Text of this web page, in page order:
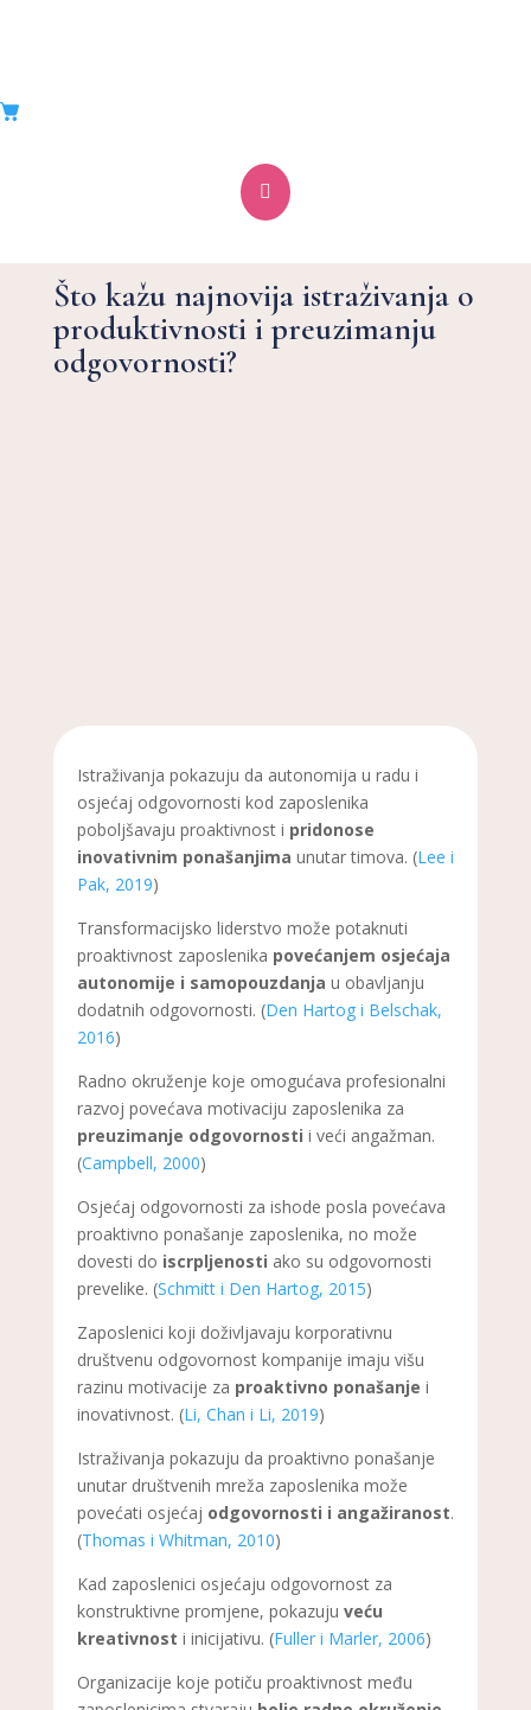

Povećanje produktivnosti
djelatnika i preuzimanje
Što kažu najnovija istraživanja o
produktivnosti i preuzimanju
odgovornosti?
Istraživanja pokazuju da autonomija u radu i
osjećaj odgovornosti kod zaposlenika
poboljšavaju proaktivnost i pridonose
inovativnim ponašanjima unutar timova. (Lee i
Pak, 2019)
Transformacijsko liderstvo može potaknuti
proaktivnost zaposlenika povećanjem osjećaja
autonomije i samopouzdanja u obavljanju
dodatnih odgovornosti. (Den Hartog i Belschak,
2016)
Radno okruženje koje omogućava profesionalni
razvoj povećava motivaciju zaposlenika za
preuzimanje odgovornosti i veći angažman.
(Campbell, 2000)
Osjećaj odgovornosti za ishode posla povećava
proaktivno ponašanje zaposlenika, no može
dovesti do iscrpljenosti ako su odgovornosti
prevelike. (Schmitt i Den Hartog, 2015)
Zaposlenici koji doživljavaju korporativnu
društvenu odgovornost kompanije imaju višu
razinu motivacije za proaktivno ponašanje i
inovativnost. (Li, Chan i Li, 2019)
Istraživanja pokazuju da proaktivno ponašanje
unutar društvenih mreža zaposlenika može
povećati osjećaj odgovornosti i angažiranost.
(Thomas i Whitman, 2010)
Kad zaposlenici osjećaju odgovornost za
konstruktivne promjene, pokazuju veću
kreativnost i inicijativu. (Fuller i Marler, 2006)
Organizacije koje potiču proaktivnost među